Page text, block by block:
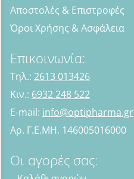
Αποστολές & Επιστροφές
Όροι Χρήσης & Ασφάλεια
Επικοινωνία:
Τηλ.: 2613 013426
Κιν.: 6932 248 522
E-mail: info@optipharma.gr
Αρ. Γ.Ε.ΜΗ. 146005016000
Οι αγορές σας: